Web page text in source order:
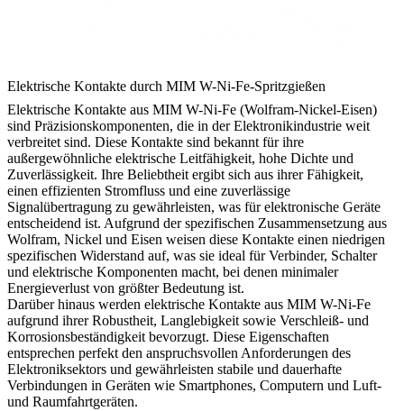
Elektrische Kontakte durch MIM W-Ni-Fe-Spritzgießen
Elektrische Kontakte aus MIM W-Ni-Fe (Wolfram-Nickel-Eisen)
sind Präzisionskomponenten, die in der Elektronikindustrie weit
verbreitet sind. Diese Kontakte sind bekannt für ihre
außergewöhnliche elektrische Leitfähigkeit, hohe Dichte und
Zuverlässigkeit. Ihre Beliebtheit ergibt sich aus ihrer Fähigkeit,
einen effizienten Stromfluss und eine zuverlässige
Signalübertragung zu gewährleisten, was für elektronische Geräte
entscheidend ist. Aufgrund der spezifischen Zusammensetzung aus
Wolfram, Nickel und Eisen weisen diese Kontakte einen niedrigen
spezifischen Widerstand auf, was sie ideal für Verbinder, Schalter
und elektrische Komponenten macht, bei denen minimaler
Energieverlust von größter Bedeutung ist.
Darüber hinaus werden elektrische Kontakte aus MIM W-Ni-Fe
aufgrund ihrer Robustheit, Langlebigkeit sowie Verschleiß- und
Korrosionsbeständigkeit bevorzugt. Diese Eigenschaften
entsprechen perfekt den anspruchsvollen Anforderungen des
Elektroniksektors und gewährleisten stabile und dauerhafte
Verbindungen in Geräten wie Smartphones, Computern und Luft-
und Raumfahrtgeräten.